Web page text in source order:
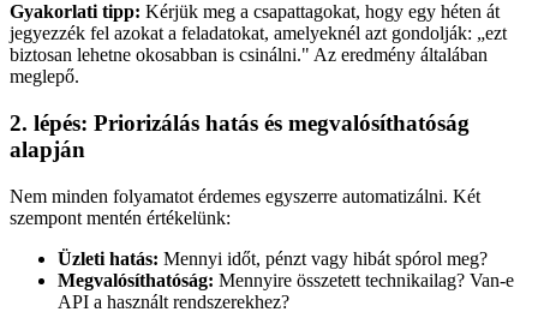
Gyakorlati tipp: Kérjük meg a csapattagokat, hogy egy héten át
jegyezzék fel azokat a feladatokat, amelyeknél azt gondolják: „ezt
biztosan lehetne okosabban is csinálni." Az eredmény általában
meglepő.
2. lépés: Priorizálás hatás és megvalósíthatóság
alapján
Nem minden folyamatot érdemes egyszerre automatizálni. Két
szempont mentén értékelünk:
Üzleti hatás: Mennyi időt, pénzt vagy hibát spórol meg?
Megvalósíthatóság: Mennyire összetett technikailag? Van-e
API a használt rendszerekhez?